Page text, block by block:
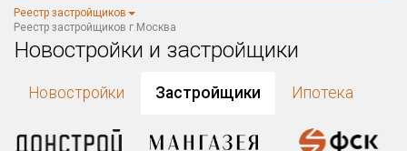
Регион ЖК
г.Москва
Район в регионе
Реестр застройщиков
Реестр застройщиков г.Москва
Новостройки и застройщики
Новостройки Застройщики Ипотека